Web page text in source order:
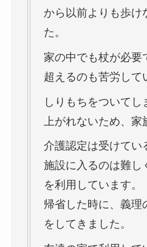
から以前よりも歩け
た。
家の中でも杖が必要
超えるのも苦労して
しりもちをついてし
上がれないため、家
介護認定は受けてい
施設に入るのは難し
を利用しています。
帰省した時に、義理
をしてきました。